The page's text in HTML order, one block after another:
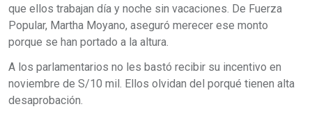
que ellos trabajan día y noche sin vacaciones. De Fuerza
Popular, Martha Moyano, aseguró merecer ese monto
porque se han portado a la altura.
A los parlamentarios no les bastó recibir su incentivo en
noviembre de S/10 mil. Ellos olvidan del porqué tienen alta
desaprobación.